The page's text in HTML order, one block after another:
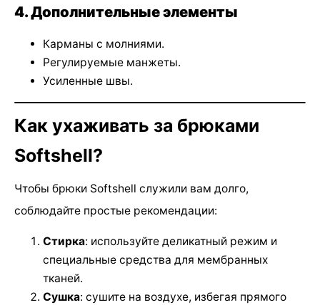
4. Дополнительные элементы
Карманы с молниями.
Регулируемые манжеты.
Усиленные швы.
Как ухаживать за брюками
Softshell?
Чтобы брюки Softshell служили вам долго,
соблюдайте простые рекомендации:
Стирка: используйте деликатный режим и
специальные средства для мембранных
тканей.
Сушка: сушите на воздухе, избегая прямого